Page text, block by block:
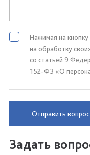
Нажимая на
на обработку
со статьей 9
152-ФЗ «О
Отправить вопрос
Задать